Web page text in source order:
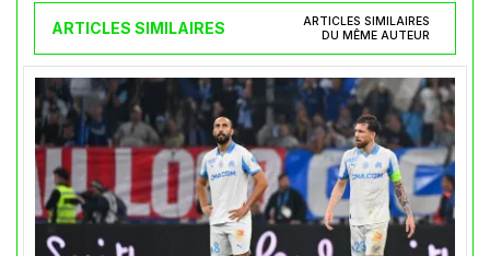
ARTICLES SIMILAIRES
ARTICLES SIMILAIRES
DU MÊME AUTEUR